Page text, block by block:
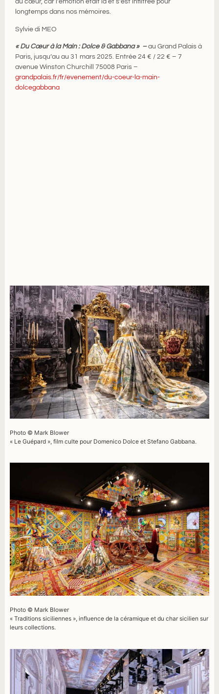
au cœur, car l’émotion était là et s’est infiltrée pour
longtemps dans nos mémoires.
Sylvie di MEO
« Du Cœur à la Main : Dolce & Gabbana » –au Grand Palais à
Paris, jusqu’au au 31 mars 2025. Entrée 24 € / 22 € – 7
avenue Winston Churchill 75008 Paris –
grandpalais.fr/fr/evenement/du-coeur-la-main-
dolcegabbana
Photo © Mark Blower
« Le Guépard », film culte pour Domenico Dolce et Stefano Gabbana.
Photo © Mark Blower
« Traditions siciliennes », influence de la céramique et du char sicilien sur
leurs collections.